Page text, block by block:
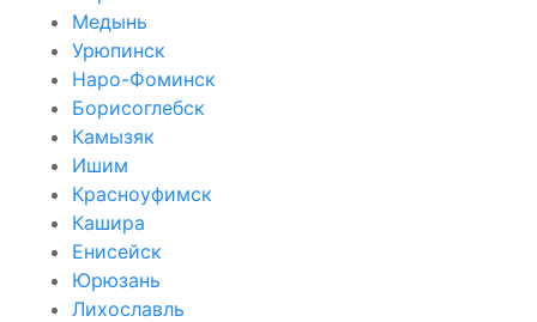
Медынь
Урюпинск
Наро-Фоминск
Борисоглебск
Камызяк
Ишим
Красноуфимск
Кашира
Енисейск
Юрюзань
Лихославль